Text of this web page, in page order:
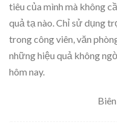
tiêu của mình mà không
quả tạ nào. Chỉ sử dụng
trong công viên, văn
những hiệu quả không
hôm nay.